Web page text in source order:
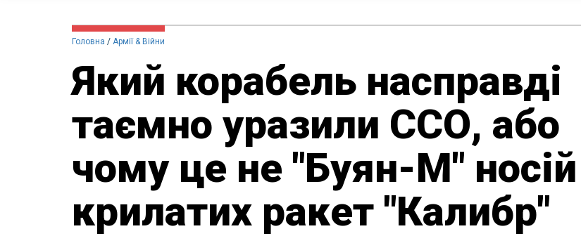
Головна Армії & Війни
Який корабель насправді
таємно уразили ССО, або
чому це не "Буян-М" носій
крилатих ракет "Калибр"